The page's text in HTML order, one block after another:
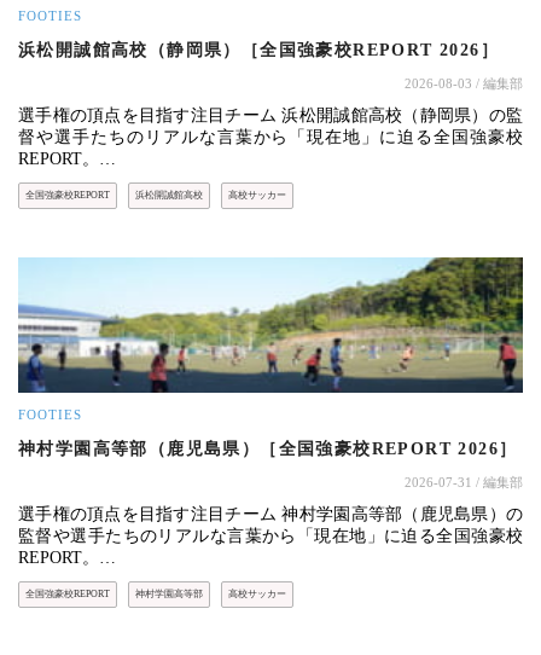
FOOTIES
浜松開誠館高校（静岡県）［全国強豪校REPORT 2026］
2026-08-03 / 編集部
選手権の頂点を目指す注目チーム 浜松開誠館高校（静岡県）の監
督や選手たちのリアルな言葉から「現在地」に迫る全国強豪校
REPORT。…
全国強豪校REPORT 浜松開誠館高校 高校サッカー
FOOTIES
神村学園高等部（鹿児島県）［全国強豪校REPORT 2026］
2026-07-31 / 編集部
選手権の頂点を目指す注目チーム 神村学園高等部（鹿児島県）の
監督や選手たちのリアルな言葉から「現在地」に迫る全国強豪校
REPORT。…
全国強豪校REPORT 神村学園高等部 高校サッカー